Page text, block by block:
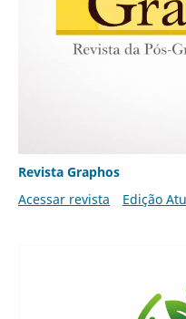
Revista Graphos
Acessar revista
Edição